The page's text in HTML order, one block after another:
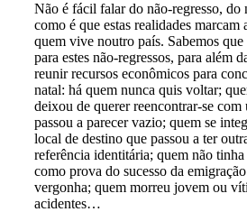
Não é fácil falar do não-regresso, do
como é que estas realidades marcam
quem vive noutro país. Sabemos
para estes não-regressos, para além
reunir recursos econômicos para
natal: há quem nunca quis voltar;
deixou de querer reencontrar-se com
passou a parecer vazio; quem se
local de destino que passou a ter
referência identitária; quem não tinha
como prova do sucesso da
vergonha; quem morreu jovem ou
acidentes…